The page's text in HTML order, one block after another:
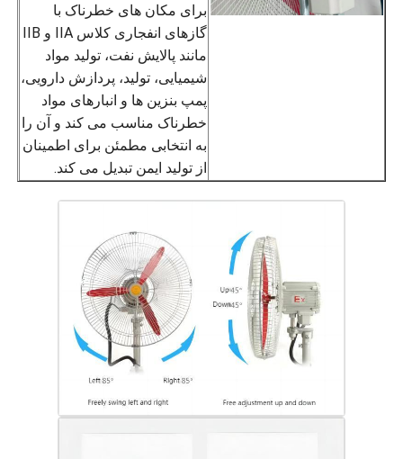
برای مکان های خطرناک با
گازهای انفجاری کلاس IIA و IIB
مانند پالایش نفت، تولید مواد
شیمیایی، تولید، پردازش دارویی،
پمپ بنزین ها و انبارهای مواد
خطرناک مناسب می کند و آن را
به انتخابی مطمئن برای اطمینان
از تولید ایمن تبدیل می کند.